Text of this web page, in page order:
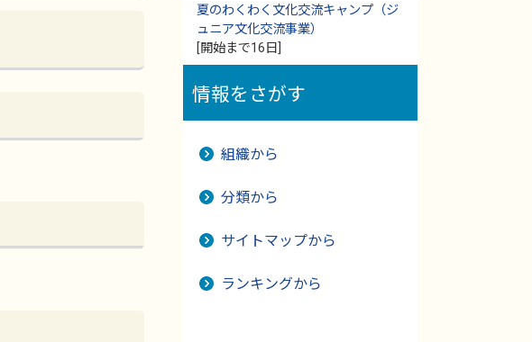
夏のわくわく文化交流キャンプ（ジ
ュニア文化交流事業）
[開始まで16日]
情報をさがす
組織から
分類から
サイトマップから
ランキングから